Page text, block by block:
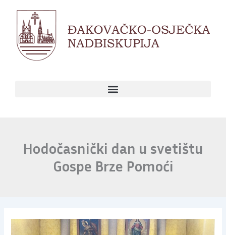
content
Hodočasnički dan u svetištu
Gospe Brze Pomoći